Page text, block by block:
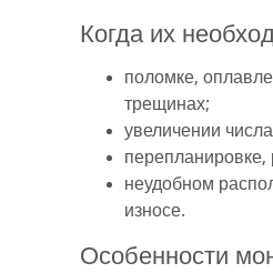
Когда их
поломке,
трещинах;
увеличении числа
неудобном
износе.
Особенности